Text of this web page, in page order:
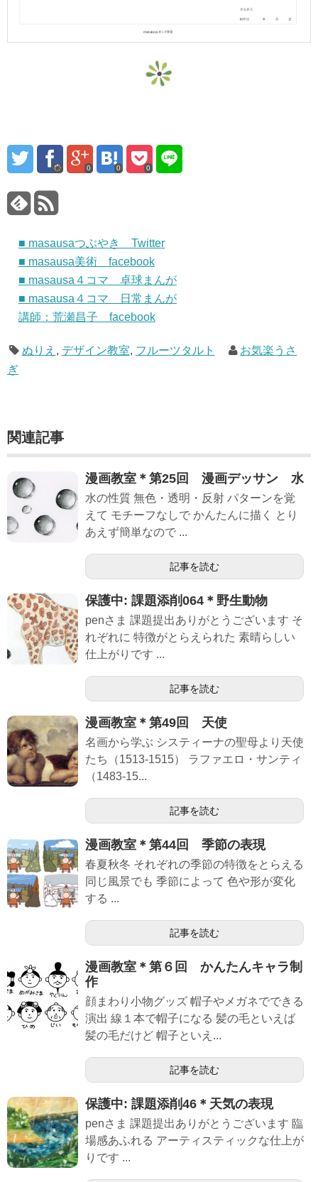
0 0 0
■ masausaつぶやき Twitter
■ masausa美術 facebook
■ masausa４コマ 卓球まんが
■ masausa４コマ 日常まんが
講師：荒瀬昌子 facebook
ぬりえ , デザイン教室, フルーツタルト
お気楽うさ
ぎ
関連記事
漫画教室＊第25回 漫画デッサン 水
水の性質 無色・透明・反射 パターンを覚
えて モチーフなしで かんたんに描く とり
あえず簡単なので ...
記事を読む
保護中: 課題添削064＊野生動物
penさま 課題提出ありがとうございます そ
れぞれに 特徴がとらえられた 素晴らしい
仕上がりです ...
記事を読む
漫画教室＊第49回 天使
名画から学ぶ システィーナの聖母より天使
たち（1513-1515） ラファエロ・サンティ
（1483-15...
記事を読む
漫画教室＊第44回 季節の表現
春夏秋冬 それぞれの季節の特徴をとらえる
同じ風景でも 季節によって 色や形が変化
する ...
記事を読む
漫画教室＊第６回 かんたんキャラ制
作
顔まわり小物グッズ 帽子やメガネでできる
演出 線１本で帽子になる 髪の毛といえば
髪の毛だけど 帽子といえ...
記事を読む
保護中: 課題添削46＊天気の表現
penさま 課題提出ありがとうございます 臨
場感あふれる アーティスティックな仕上が
りです ...